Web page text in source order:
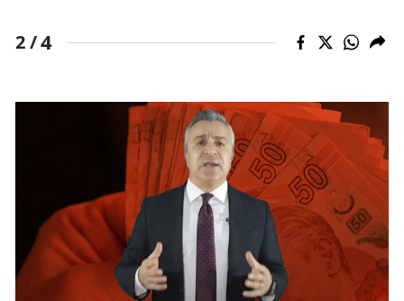
Yozgat
Aksaray
Bayburt
Karaman
Kırıkkale
Batman
Şırnak
2 /4